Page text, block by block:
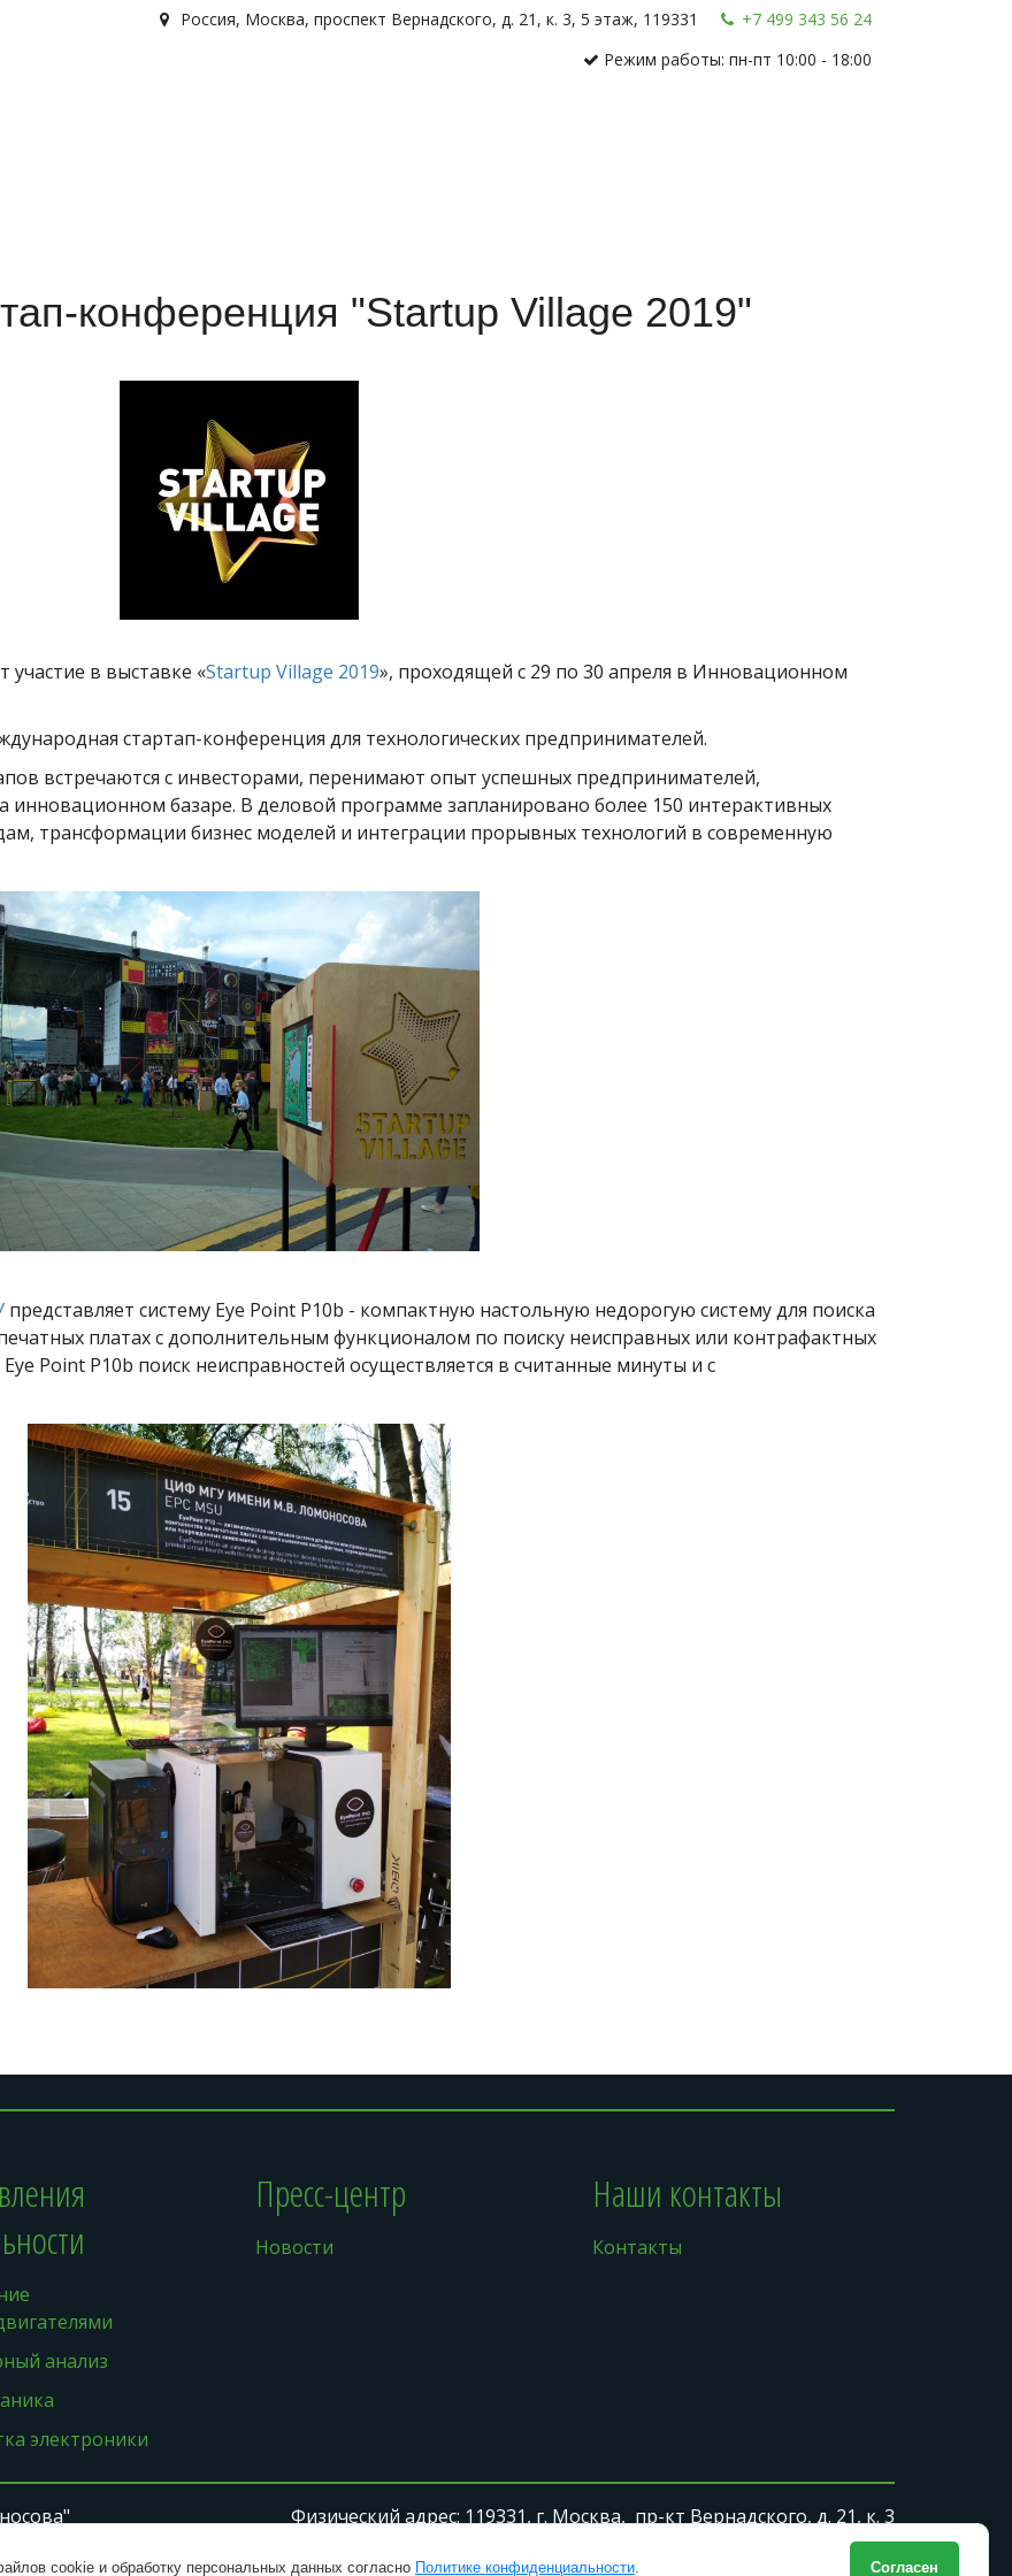
+7 499 343 56 24
Россия, Москва, проспект Вернадского, д. 21, к. 3, 5 этаж, 119331
Режим работы: пн-пт 10:00 - 18:00
конференция "Startup Village 2019"
участие в выставке «Startup Village 2019», проходящей с 29 по 30 апреля в Инновационном
стартап-конференция для технологических предпринимателей.
встречаются с инвесторами, перенимают опыт успешных предпринимателей,
инновационном базаре. В деловой программе запланировано более 150 интерактивных
трансформации бизнес моделей и интеграции прорывных технологий в современную
представляет систему Eye Point P10b - компактную настольную недорогую систему для поиска
платах с дополнительным функционалом по поиску неисправных или контрафактных
Point P10b поиск неисправностей осуществляется в считанные минуты и с
анализ
электроники
Пресс-центр
Новости
Наши контакты
Контакты
cookie и обработку персональных данных согласно Политике конфиденциальности. Согласен
ОКВЭД:
Физический адрес: 119331, г. Москва,  пр-кт Вернадского, д. 21, к. 3